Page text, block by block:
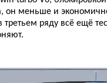
он меньше и
третьем ряду всё ещё